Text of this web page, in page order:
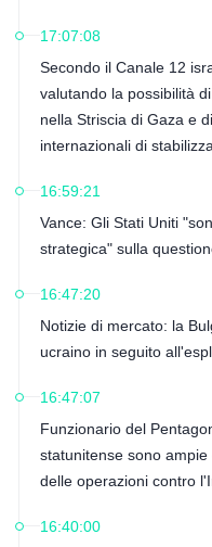
17:07:08
Secondo il Canale 12
valutando la possibilità
nella Striscia di Gaza e
internazionali di
16:59:21
Vance: Gli Stati Uniti
strategica" sulla
16:47:20
Notizie di mercato: la
ucraino in seguito
16:47:07
Funzionario del
statunitense sono
delle operazioni contro
16:40:00